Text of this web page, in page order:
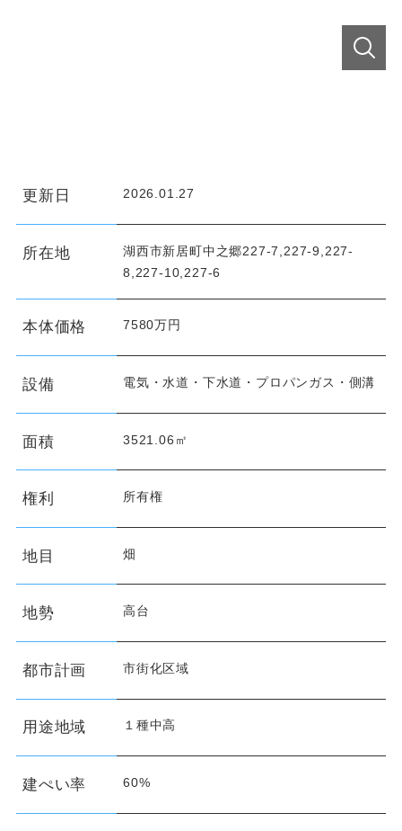
更新日 2026.01.27
所在地
湖西市新居町中之郷227-7,227-9,227-
8,227-10,227-6
本体価格 7580万円
設備 電気・水道・下水道・プロパンガス・側溝
面積 3521.06㎡
権利 所有権
地目 畑
地勢 高台
都市計画 市街化区域
用途地域 １種中高
建ぺい率 60%